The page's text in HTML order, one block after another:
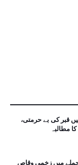
قبر کی بے حرمتی،
مطالبہ
حملے میں زخمی وقاص